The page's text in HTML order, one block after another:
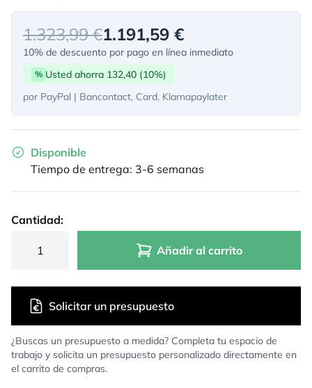
1.323,99 €1.191,59 €
10% de descuento por pago en línea inmediato
% Usted ahorra 132,40 (10%)
por PayPal | Bancontact, Card, Klarnapaylater
Disponible
Tiempo de entrega: 3-6 semanas
Cantidad:
Añadir al carrito
¿Buscas un presupuesto a medida? Completa tu espacio de
trabajo y solicita un presupuesto personalizado directamente en
el carrito de compras.
Solicitar un presupuesto